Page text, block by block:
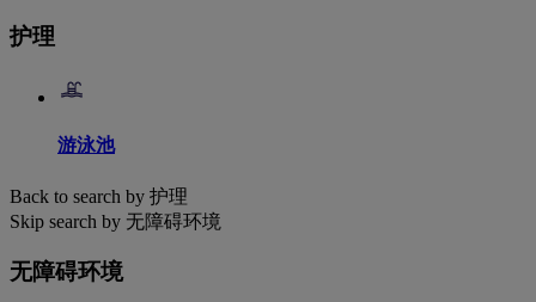
护理
游泳池
Back to search by 护理
Skip search by 无障碍环境
无障碍环境